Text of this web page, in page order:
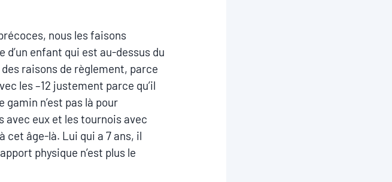
nous les faisons
d’un enfant qui est au-dessus du
raisons de règlement, parce
les –12 justement parce qu’il
gamin n’est pas là pour
avec eux et les tournois avec
cet âge-là. Lui qui a 7 ans, il
physique n’est plus le